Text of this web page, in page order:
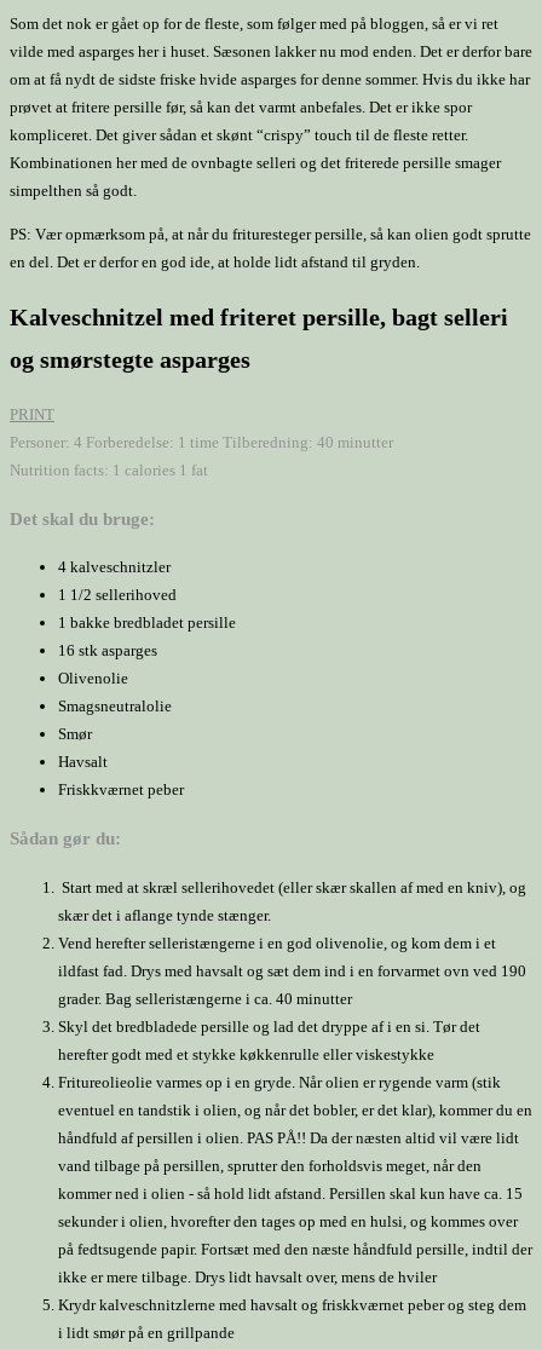
Som det nok er gået op for de fleste, som følger med på bloggen, så er vi ret
vilde med asparges her i huset. Sæsonen lakker nu mod enden. Det er derfor bare
om at få nydt de sidste friske hvide asparges for denne sommer. Hvis du ikke har
prøvet at fritere persille før, så kan det varmt anbefales. Det er ikke spor
kompliceret. Det giver sådan et skønt “crispy” touch til de fleste retter.
Kombinationen her med de ovnbagte selleri og det friterede persille smager
simpelthen så godt.
PS: Vær opmærksom på, at når du frituresteger persille, så kan olien godt sprutte
en del. Det er derfor en god ide, at holde lidt afstand til gryden.
Kalveschnitzel med friteret persille, bagt selleri
og smørstegte asparges
PRINT
Personer: 4 Forberedelse: 1 time Tilberedning: 40 minutter
Nutrition facts: 1 calories 1 fat
Det skal du bruge:
4 kalveschnitzler
1 1/2 sellerihoved
1 bakke bredbladet persille
16 stk asparges
Olivenolie
Smagsneutralolie
Smør
Havsalt
Friskkværnet peber
Sådan gør du:
Start med at skræl sellerihovedet (eller skær skallen af med en kniv), og
skær det i aflange tynde stænger.
Vend herefter selleristængerne i en god olivenolie, og kom dem i et
ildfast fad. Drys med havsalt og sæt dem ind i en forvarmet ovn ved 190
grader. Bag selleristængerne i ca. 40 minutter
Skyl det bredbladede persille og lad det dryppe af i en si. Tør det
herefter godt med et stykke køkkenrulle eller viskestykke
Fritureolieolie varmes op i en gryde. Når olien er rygende varm (stik
eventuel en tandstik i olien, og når det bobler, er det klar), kommer du en
håndfuld af persillen i olien. PAS PÅ!! Da der næsten altid vil være lidt
vand tilbage på persillen, sprutter den forholdsvis meget, når den
kommer ned i olien - så hold lidt afstand. Persillen skal kun have ca. 15
sekunder i olien, hvorefter den tages op med en hulsi, og kommes over
på fedtsugende papir. Fortsæt med den næste håndfuld persille, indtil der
ikke er mere tilbage. Drys lidt havsalt over, mens de hviler
Krydr kalveschnitzlerne med havsalt og friskkværnet peber og steg dem
i lidt smør på en grillpande